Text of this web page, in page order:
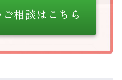
相談はこちら